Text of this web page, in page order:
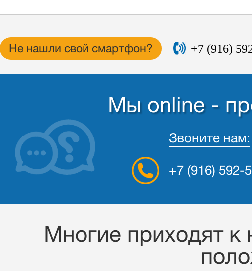
Не нашли свой смартфон? +7 (916)
Мы online -
Звоните нам:
+7 (916) 592-
Многие приходят к